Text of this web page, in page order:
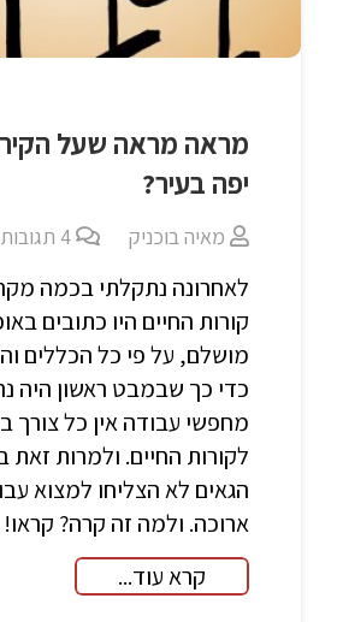
מראה מראה שעל
יפה בעיר?
מאיה בוכניק 4 תגובות
לאחרונה נתקלתי בכמה
קורות החיים היו כתובים
מושלם, על פי כל הכללים
כדי כך שבמבט ראשון היה
מחפשי עבודה אין כל צורך
לקורות החיים. ולמרות זאת
הגאים לא הצליחו למצוא
ארוכה. ולמה זה קרה? קראו!
קרא עוד...